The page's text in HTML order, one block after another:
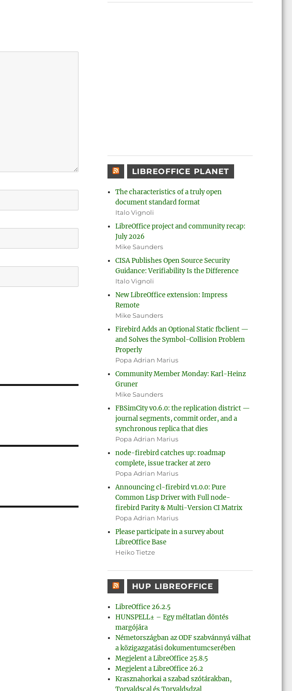
LIBREOFFICE PLANET
The characteristics of a truly open
document standard format
Italo Vignoli
LibreOffice project and community recap:
July 2026
Mike Saunders
CISA Publishes Open Source Security
Guidance: Verifiability Is the Difference
Italo Vignoli
New LibreOffice extension: Impress
Remote
Mike Saunders
Firebird Adds an Optional Static fbclient —
and Solves the Symbol-Collision Problem
Properly
Popa Adrian Marius
Community Member Monday: Karl-Heinz
Gruner
Mike Saunders
FBSimCity v0.6.0: the replication district —
journal segments, commit order, and a
synchronous replica that dies
Popa Adrian Marius
node-firebird catches up: roadmap
complete, issue tracker at zero
Popa Adrian Marius
Announcing cl-firebird v1.0.0: Pure
Common Lisp Driver with Full node-
firebird Parity & Multi-Version CI Matrix
Popa Adrian Marius
Please participate in a survey about
LibreOffice Base
Heiko Tietze
HUP LIBREOFFICE
LibreOffice 26.2.5
HUNSPELL± – Egy méltatlan döntés
margójára
Németországban az ODF szabvánnyá válhat
a közigazgatási dokumentumcserében
Megjelent a LibreOffice 25.8.5
Megjelent a LibreOffice 26.2
Krasznahorkai a szabad szótárakban,
Torvaldscal és Torvaldsdzal